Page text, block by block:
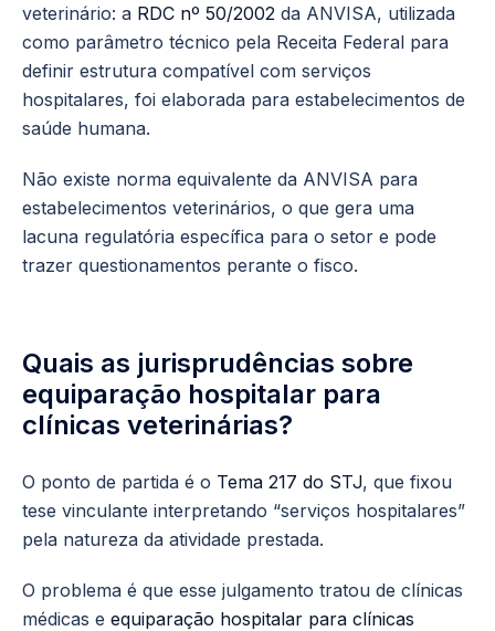
veterinário: a RDC nº 50/2002 da ANVISA, utilizada
como parâmetro técnico pela Receita Federal para
definir estrutura compatível com serviços
hospitalares, foi elaborada para estabelecimentos de
saúde humana.
Não existe norma equivalente da ANVISA para
estabelecimentos veterinários, o que gera uma
lacuna regulatória específica para o setor e pode
trazer questionamentos perante o fisco.
Quais as jurisprudências sobre
equiparação hospitalar para
clínicas veterinárias?
O ponto de partida é o Tema 217 do STJ, que fixou
tese vinculante interpretando “serviços hospitalares”
pela natureza da atividade prestada.
O problema é que esse julgamento tratou de clínicas
médicas e equiparação hospitalar para clínicas